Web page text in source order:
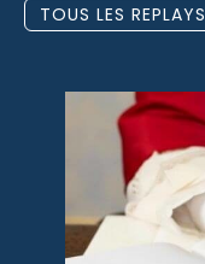
TOUS LES REPLAYS